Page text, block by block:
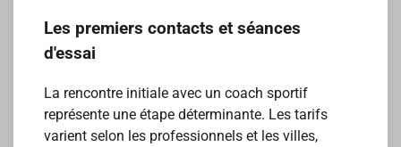
Les premiers contacts et séances
d'essai
La rencontre initiale avec un coach sportif
représente une étape déterminante. Les tarifs
varient selon les professionnels et les villes,